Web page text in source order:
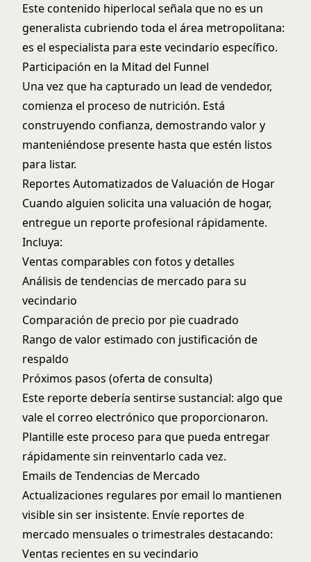
Este contenido hiperlocal señala que no es un
generalista cubriendo toda el área metropolitana:
es el especialista para este vecindario específico.
Participación en la Mitad del Funnel
Una vez que ha capturado un lead de vendedor,
comienza el proceso de nutrición. Está
construyendo confianza, demostrando valor y
manteniéndose presente hasta que estén listos
para listar.
Reportes Automatizados de Valuación de Hogar
Cuando alguien solicita una valuación de hogar,
entregue un reporte profesional rápidamente.
Incluya:
Ventas comparables con fotos y detalles
Análisis de tendencias de mercado para su
vecindario
Comparación de precio por pie cuadrado
Rango de valor estimado con justificación de
respaldo
Próximos pasos (oferta de consulta)
Este reporte debería sentirse sustancial: algo que
vale el correo electrónico que proporcionaron.
Plantille este proceso para que pueda entregar
rápidamente sin reinventarlo cada vez.
Emails de Tendencias de Mercado
Actualizaciones regulares por email lo mantienen
visible sin ser insistente. Envíe reportes de
mercado mensuales o trimestrales destacando:
Ventas recientes en su vecindario